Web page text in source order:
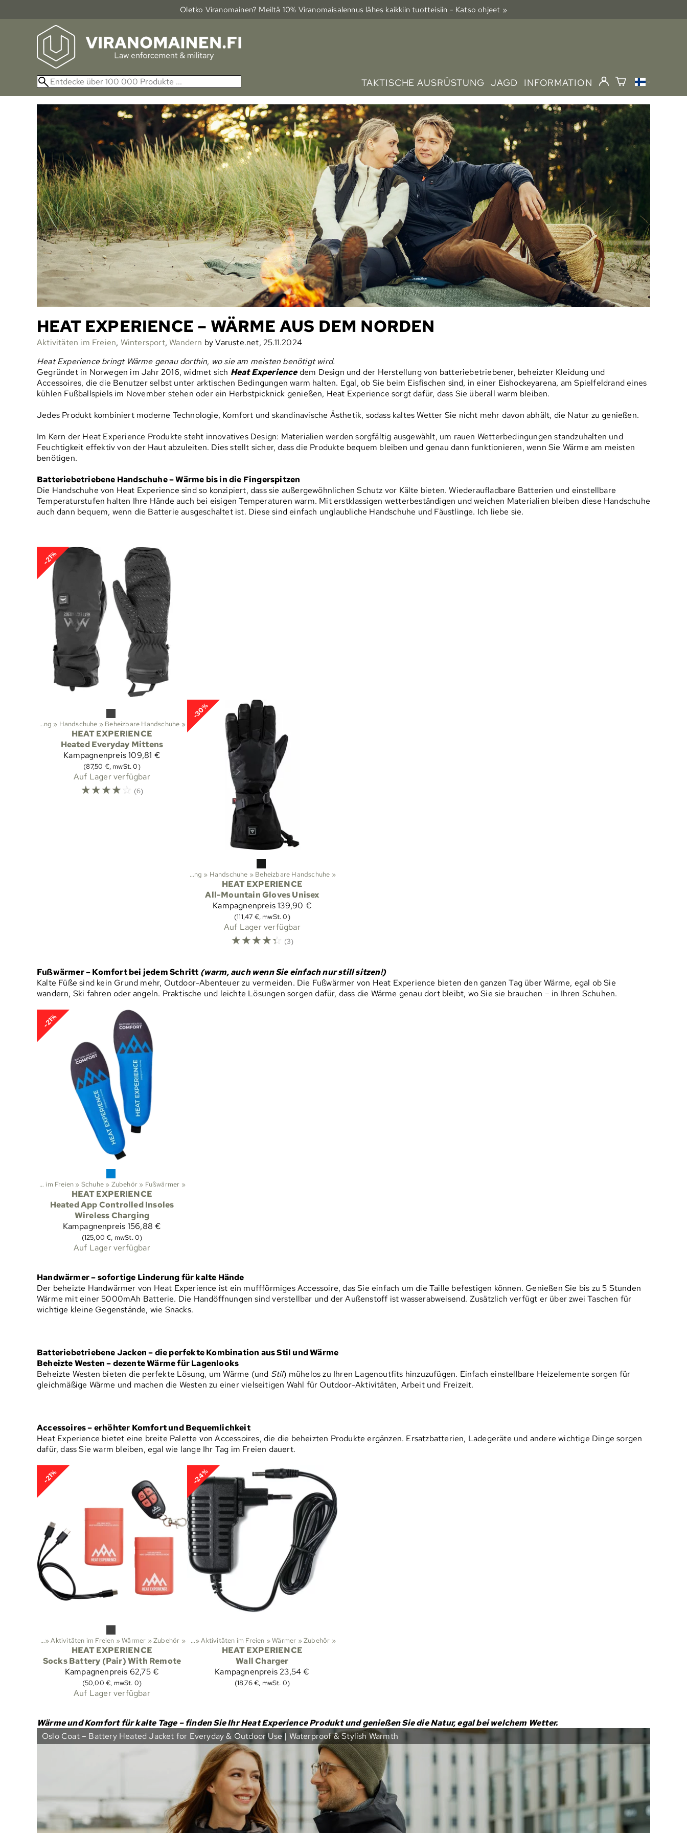
Oletko Viranomainen? Meiltä 10% Viranomais­alennus lähes kaikkiin tuotteisiin - Katso ohjeet »
TAKTISCHE AUSRÜSTUNG JAGD INFORMATION
HEAT EXPERIENCE – WÄRME AUS DEM NORDEN
Aktivitäten im Freien, Wintersport,Wandern by Varuste.net, 25.11.2024
Heat Experience bringt Wärme genau dorthin, wo sie am meisten benötigt wird.
Gegründet in Norwegen im Jahr 2016, widmet sich Heat Experiencedem Design und der Herstellung von batteriebetriebener, beheizter Kleidung und
Accessoires, die die Benutzer selbst unter arktischen Bedingungen warm halten. Egal, ob Sie beim Eisfischen sind, in einer Eishockeyarena, am Spielfeldrand eines
kühlen Fußballspiels im November stehen oder ein Herbstpicknick genießen, Heat Experience sorgt dafür, dass Sie überall warm bleiben.
Jedes Produkt kombiniert moderne Technologie, Komfort und skandinavische Ästhetik, sodass kaltes Wetter Sie nicht mehr davon abhält, die Natur zu genießen.
Im Kern der Heat Experience Produkte steht innovatives Design: Materialien werden sorgfältig ausgewählt, um rauen Wetterbedingungen standzuhalten und
Feuchtigkeit effektiv von der Haut abzuleiten. Dies stellt sicher, dass die Produkte bequem bleiben und genau dann funktionieren, wenn Sie Wärme am meisten
benötigen.
Batteriebetriebene Handschuhe – Wärme bis in die Fingerspitzen
Die Handschuhe von Heat Experience sind so konzipiert, dass sie außergewöhnlichen Schutz vor Kälte bieten. Wiederaufladbare Batterien und einstellbare
Temperaturstufen halten Ihre Hände auch bei eisigen Temperaturen warm. Mit erstklassigen wetterbeständigen und weichen Materialien bleiben diese Handschuhe
auch dann bequem, wenn die Batterie ausgeschaltet ist. Diese sind einfach unglaubliche Handschuhe und Fäustlinge. Ich liebe sie.
-21%
Bekleidung ‪» Handschuhe ‪» Beheizbare Handschuhe ‪»
HEAT EXPERIENCE
Heated Everyday Mittens​
Kampagnenpreis109,81 €
(87,50 €, mwSt. 0)
Auf Lager verfügbar
☆☆☆☆☆ (6)
-30%
Bekleidung ‪» Handschuhe ‪» Beheizbare Handschuhe ‪»
HEAT EXPERIENCE
All-Mountain Gloves Unisex
Kampagnenpreis139,90 €
(111,47 €, mwSt. 0)
Auf Lager verfügbar
☆☆☆☆☆ (3)
Fußwärmer – Komfort bei jedem Schritt (warm, auch wenn Sie einfach nur still sitzen!)
Kalte Füße sind kein Grund mehr, Outdoor-Abenteuer zu vermeiden. Die Fußwärmer von Heat Experience bieten den ganzen Tag über Wärme, egal ob Sie
wandern, Ski fahren oder angeln. Praktische und leichte Lösungen sorgen dafür, dass die Wärme genau dort bleibt, wo Sie sie brauchen – in Ihren Schuhen.
-21%
Aktivitäten im Freien ‪» Schuhe ‪» Zubehör ‪» Fußwärmer ‪»
HEAT EXPERIENCE
Heated App Controlled Insoles
Wireless Charging
Kampagnenpreis 156,88 €
(125,00 €, mwSt. 0)
Auf Lager verfügbar
Handwärmer – sofortige Linderung für kalte Hände
Der beheizte Handwärmer von Heat Experience ist ein muffförmiges Accessoire, das Sie einfach um die Taille befestigen können. Genießen Sie bis zu 5 Stunden
Wärme mit einer 5000mAh Batterie. Die Handöffnungen sind verstellbar und der Außenstoff ist wasserabweisend. Zusätzlich verfügt er über zwei Taschen für
wichtige kleine Gegenstände, wie Snacks.
Batteriebetriebene Jacken – die perfekte Kombination aus Stil und Wärme
Beheizte Westen – dezente Wärme für Lagenlooks
Beheizte Westen bieten die perfekte Lösung, um Wärme (und Stil) mühelos zu Ihren Lagenoutfits hinzuzufügen. Einfach einstellbare Heizelemente sorgen für
gleichmäßige Wärme und machen die Westen zu einer vielseitigen Wahl für Outdoor-Aktivitäten, Arbeit und Freizeit.
Accessoires – erhöhter Komfort und Bequemlichkeit
Heat Experience bietet eine breite Palette von Accessoires, die die beheizten Produkte ergänzen. Ersatzbatterien, Ladegeräte und andere wichtige Dinge sorgen
dafür, dass Sie warm bleiben, egal wie lange Ihr Tag im Freien dauert.
-21%
Sportarten ‪»Aktivitäten im Freien ‪»Wärmer ‪»Zubehör ‪»
HEAT EXPERIENCE
Socks Battery (Pair) With Remote
Kampagnenpreis 62,75 €
(50,00 €, mwSt. 0)
Auf Lager verfügbar
-24%
Sportarten ‪»Aktivitäten im Freien ‪»Wärmer ‪»Zubehör ‪»
HEAT EXPERIENCE
Wall Charger
Kampagnenpreis23,54 €
(18,76 €, mwSt. 0)
Wärme und Komfort für kalte Tage – finden Sie Ihr Heat Experience Produkt und genießen Sie die Natur, egal bei welchem Wetter.
Oslo Coat – Battery Heated Jacket for Everyday & Outdoor Use | Waterproof & Stylish Warmth